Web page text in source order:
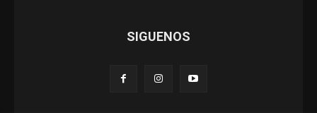
SIGUENOS